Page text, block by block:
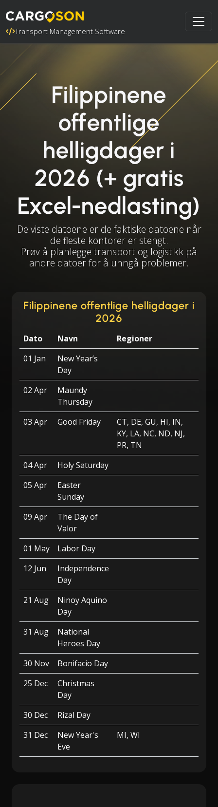
Transport Management Software
Filippinene
offentlige
helligdager i
2026 (+ gratis
Excel-nedlasting)
De viste datoene er de faktiske datoene når
de fleste kontorer er stengt.
Prøv å planlegge transport og logistikk på
andre datoer for å unngå problemer.
Filippinene offentlige helligdager i
2026
Dato Navn
Regioner
01 Jan
New Year’s
Day
02 Apr
Maundy
Thursday
03 Apr
Good Friday
CT, DE, GU, HI, IN,
KY, LA, NC, ND, NJ,
PR, TN
04 Apr
Holy Saturday
05 Apr
Easter
Sunday
09 Apr
The Day of
Valor
01 May
Labor Day
12 Jun
Independence
Day
21 Aug
Ninoy Aquino
Day
31 Aug
National
Heroes Day
30 Nov
Bonifacio Day
25 Dec
Christmas
Day
30 Dec
Rizal Day
31 Dec
New Year's
Eve
MI, WI